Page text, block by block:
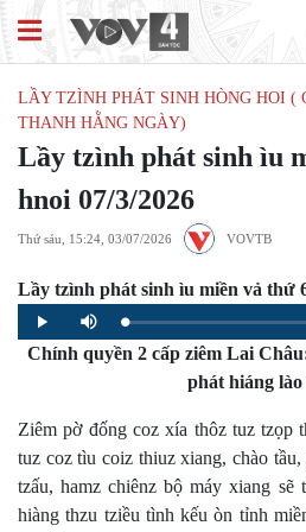
LẦY TZÌNH PHÁT SINH HÒNG HOI (
THANH HẰNG NGÀY)
Lầy tzình phát sinh ìu
hnoi 07/3/2026
Thứ sáu, 15:24, 03/07/2026 VOVTB
Lầy tzình phát sinh ìu miền vả thứ
Play Mute Loaded:
0%
Progress:
0%
Chính quyền 2 cấp ziêm Lai
phát hiáng lào
Ziêm pờ đống coz xía thôz tuz tzọp
tuz coz tìu coiz thiuz xiang, chào
tzấu, hamz chiênz bộ máy xiang sẽ
hiàng thzu tziều tình kếu òn tỉnh